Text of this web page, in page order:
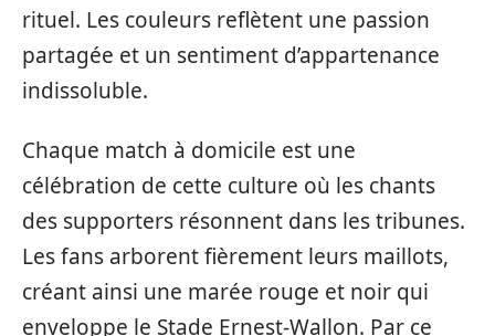
rituel. Les couleurs reflètent une passion
partagée et un sentiment d’appartenance
indissoluble.
Chaque match à domicile est une
célébration de cette culture où les chants
des supporters résonnent dans les tribunes.
Les fans arborent fièrement leurs maillots,
créant ainsi une marée rouge et noir qui
enveloppe le Stade Ernest-Wallon. Par ce